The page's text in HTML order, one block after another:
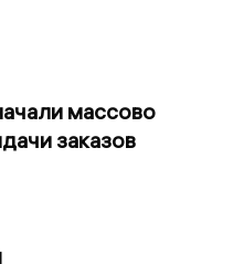
массово
заказов